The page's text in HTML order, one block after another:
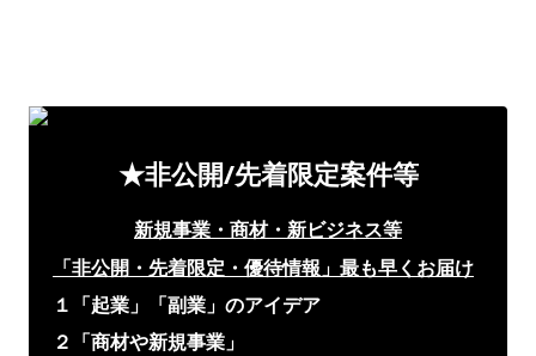
★非公開/先着限定案件等
新規事業・商材・新ビジネス等
「非公開・先着限定・優待情報」 最も早くお届け
１「起業」「副業」のアイデア
２「商材や新規事業」